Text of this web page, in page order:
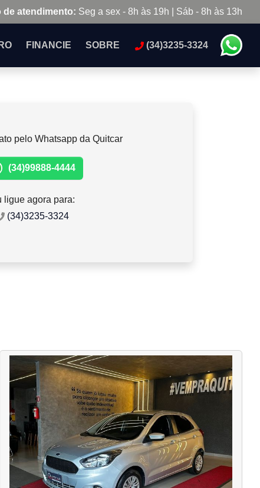
de atendimento: Seg a sex - 8h às 19h | Sáb - 8h às 13h
FINANCIE SOBRE (34)3235-3324
pelo Whatsapp da Quitcar
(34)99888-4444
ligue agora para:
(34)3235-3324